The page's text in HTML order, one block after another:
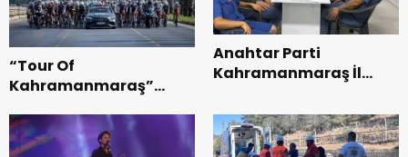
“Tour Of
Kahramanmaraş”
Bisikleti Turnuvası
Tamamlandı.
Anahtar Parti
Kahramanmaraş İl
Teşkilatı ile buluştu.